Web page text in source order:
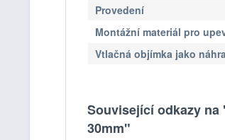
Provedení
Montážní materiál pro
Vtlačná objímka jako
Související odkazy na
30mm"